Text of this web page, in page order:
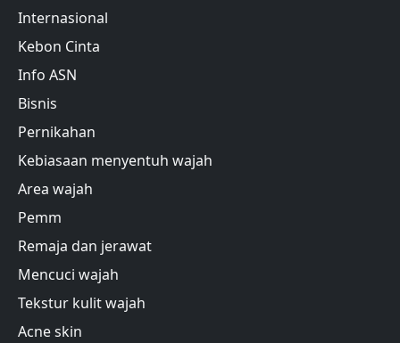
Internasional
Kebon Cinta
Info ASN
Bisnis
Pernikahan
Kebiasaan menyentuh wajah
Area wajah
Pemm
Remaja dan jerawat
Mencuci wajah
Tekstur kulit wajah
Acne skin